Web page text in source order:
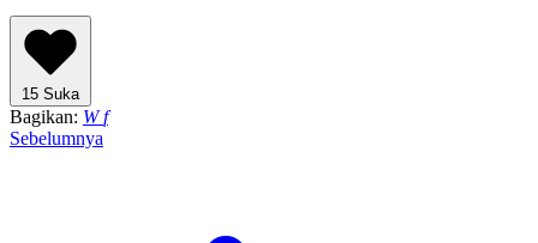
15 Suka
Bagikan: W f
Sebelumnya